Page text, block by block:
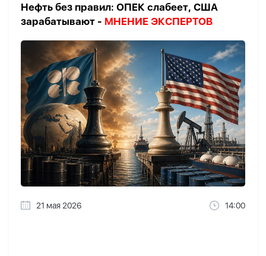
Нефть без правил: ОПЕК слабеет, США
зарабатывают - МНЕНИЕ ЭКСПЕРТОВ
21 мая 2026 14:00